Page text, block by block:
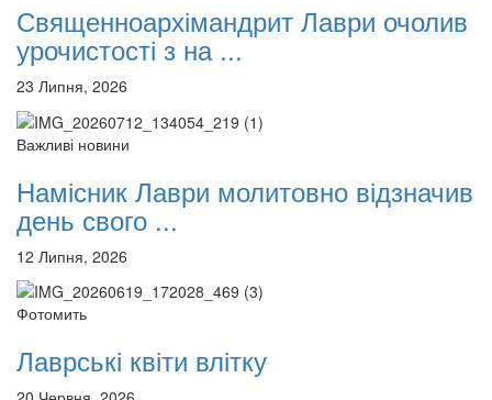
Священноархімандрит Лаври очолив
урочистості з на ...
23 Липня, 2026
Важливі новини
Намісник Лаври молитовно відзначив
день свого ...
12 Липня, 2026
Фотомить
Лаврські квіти влітку